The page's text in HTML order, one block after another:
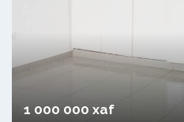
1 000 000 xaf